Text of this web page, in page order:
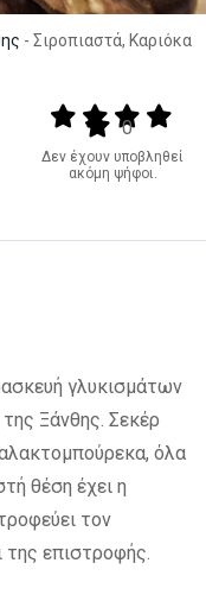
- Σιροπιαστά, Καριόκα
Output format
(star)(star)(star)
(star)
0
Δεν έχουν υποβληθεί
ακόμη ψήφοι.
γλυκισμάτων
της Ξάνθης. Σεκέρ
όλα
θέση έχει η
τον
της επιστροφής.